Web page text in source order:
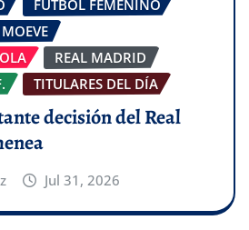
FÚTBOL FEMENINO
REAL MADRID
TITULARES DEL DÍA
decisión del Real
Jul 31, 2026